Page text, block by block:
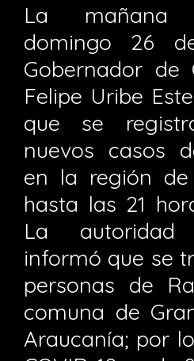
La
domingo 26
Gobernador de
Felipe Uribe
que se
nuevos casos
en la región de
hasta las 21
La autoridad
informó que se
personas de
comuna de
Araucanía; por